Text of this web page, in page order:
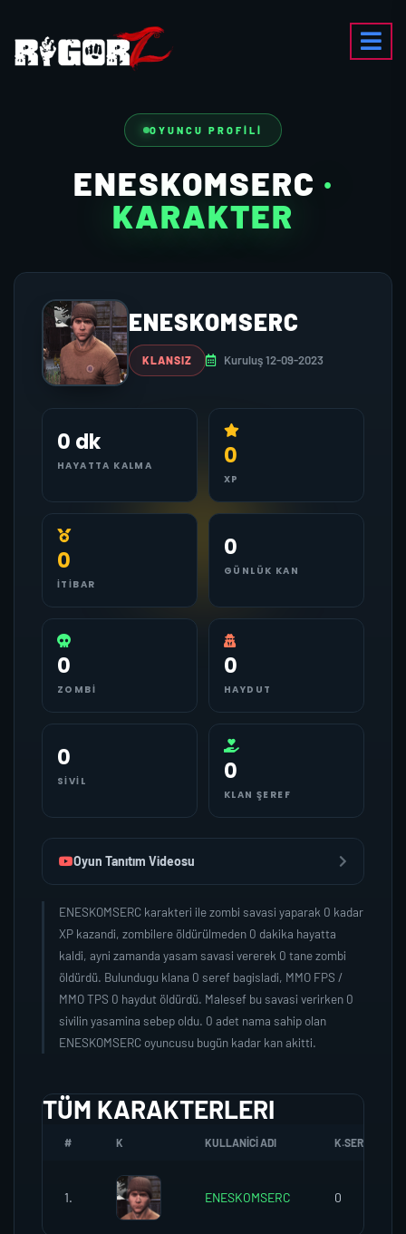
OYUNCU PROFILI
ENESKOMSERC ·
KARAKTER
ENESKOMSERC
KLANSIZ Kuruluş 12-09-2023
0 dk
HAYATTA KALMA 0
XP
0
İTIBAR
0
GÜNLÜK KAN
0
ZOMBI
0
HAYDUT
0
SIVIL 0
KLAN ŞEREF
Oyun Tanıtım Videosu
ENESKOMSERC karakteri ile zombi savasi yaparak 0 kadar
XP kazandi, zombilere öldürülmeden 0 dakika hayatta
kaldi, ayni zamanda yasam savasi vererek 0 tane zombi
öldürdü. Bulundugu klana 0 seref bagisladi, MMO FPS /
MMO TPS 0 haydut öldürdü. Malesef bu savasi verirken 0
sivilin yasamina sebep oldu. 0 adet nama sahip olan
ENESKOMSERC oyuncusu bugün kadar kan akitti.
TÜM KARAKTERLERI
# K KULLANICI ADI K.SEREFI
1. ENESKOMSERC 0